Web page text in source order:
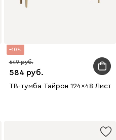
10
584
649
ТВ-тумба Тайрон 124x48